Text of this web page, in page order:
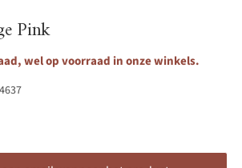
Pink
wel op voorraad in onze winkels.